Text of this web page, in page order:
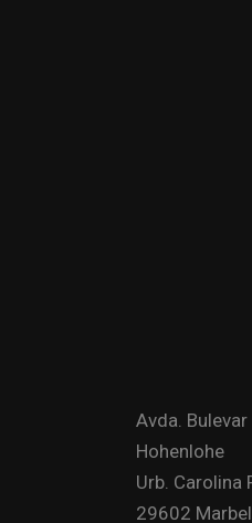
Avda.
Hohenlohe
Urb. Carolina
29602